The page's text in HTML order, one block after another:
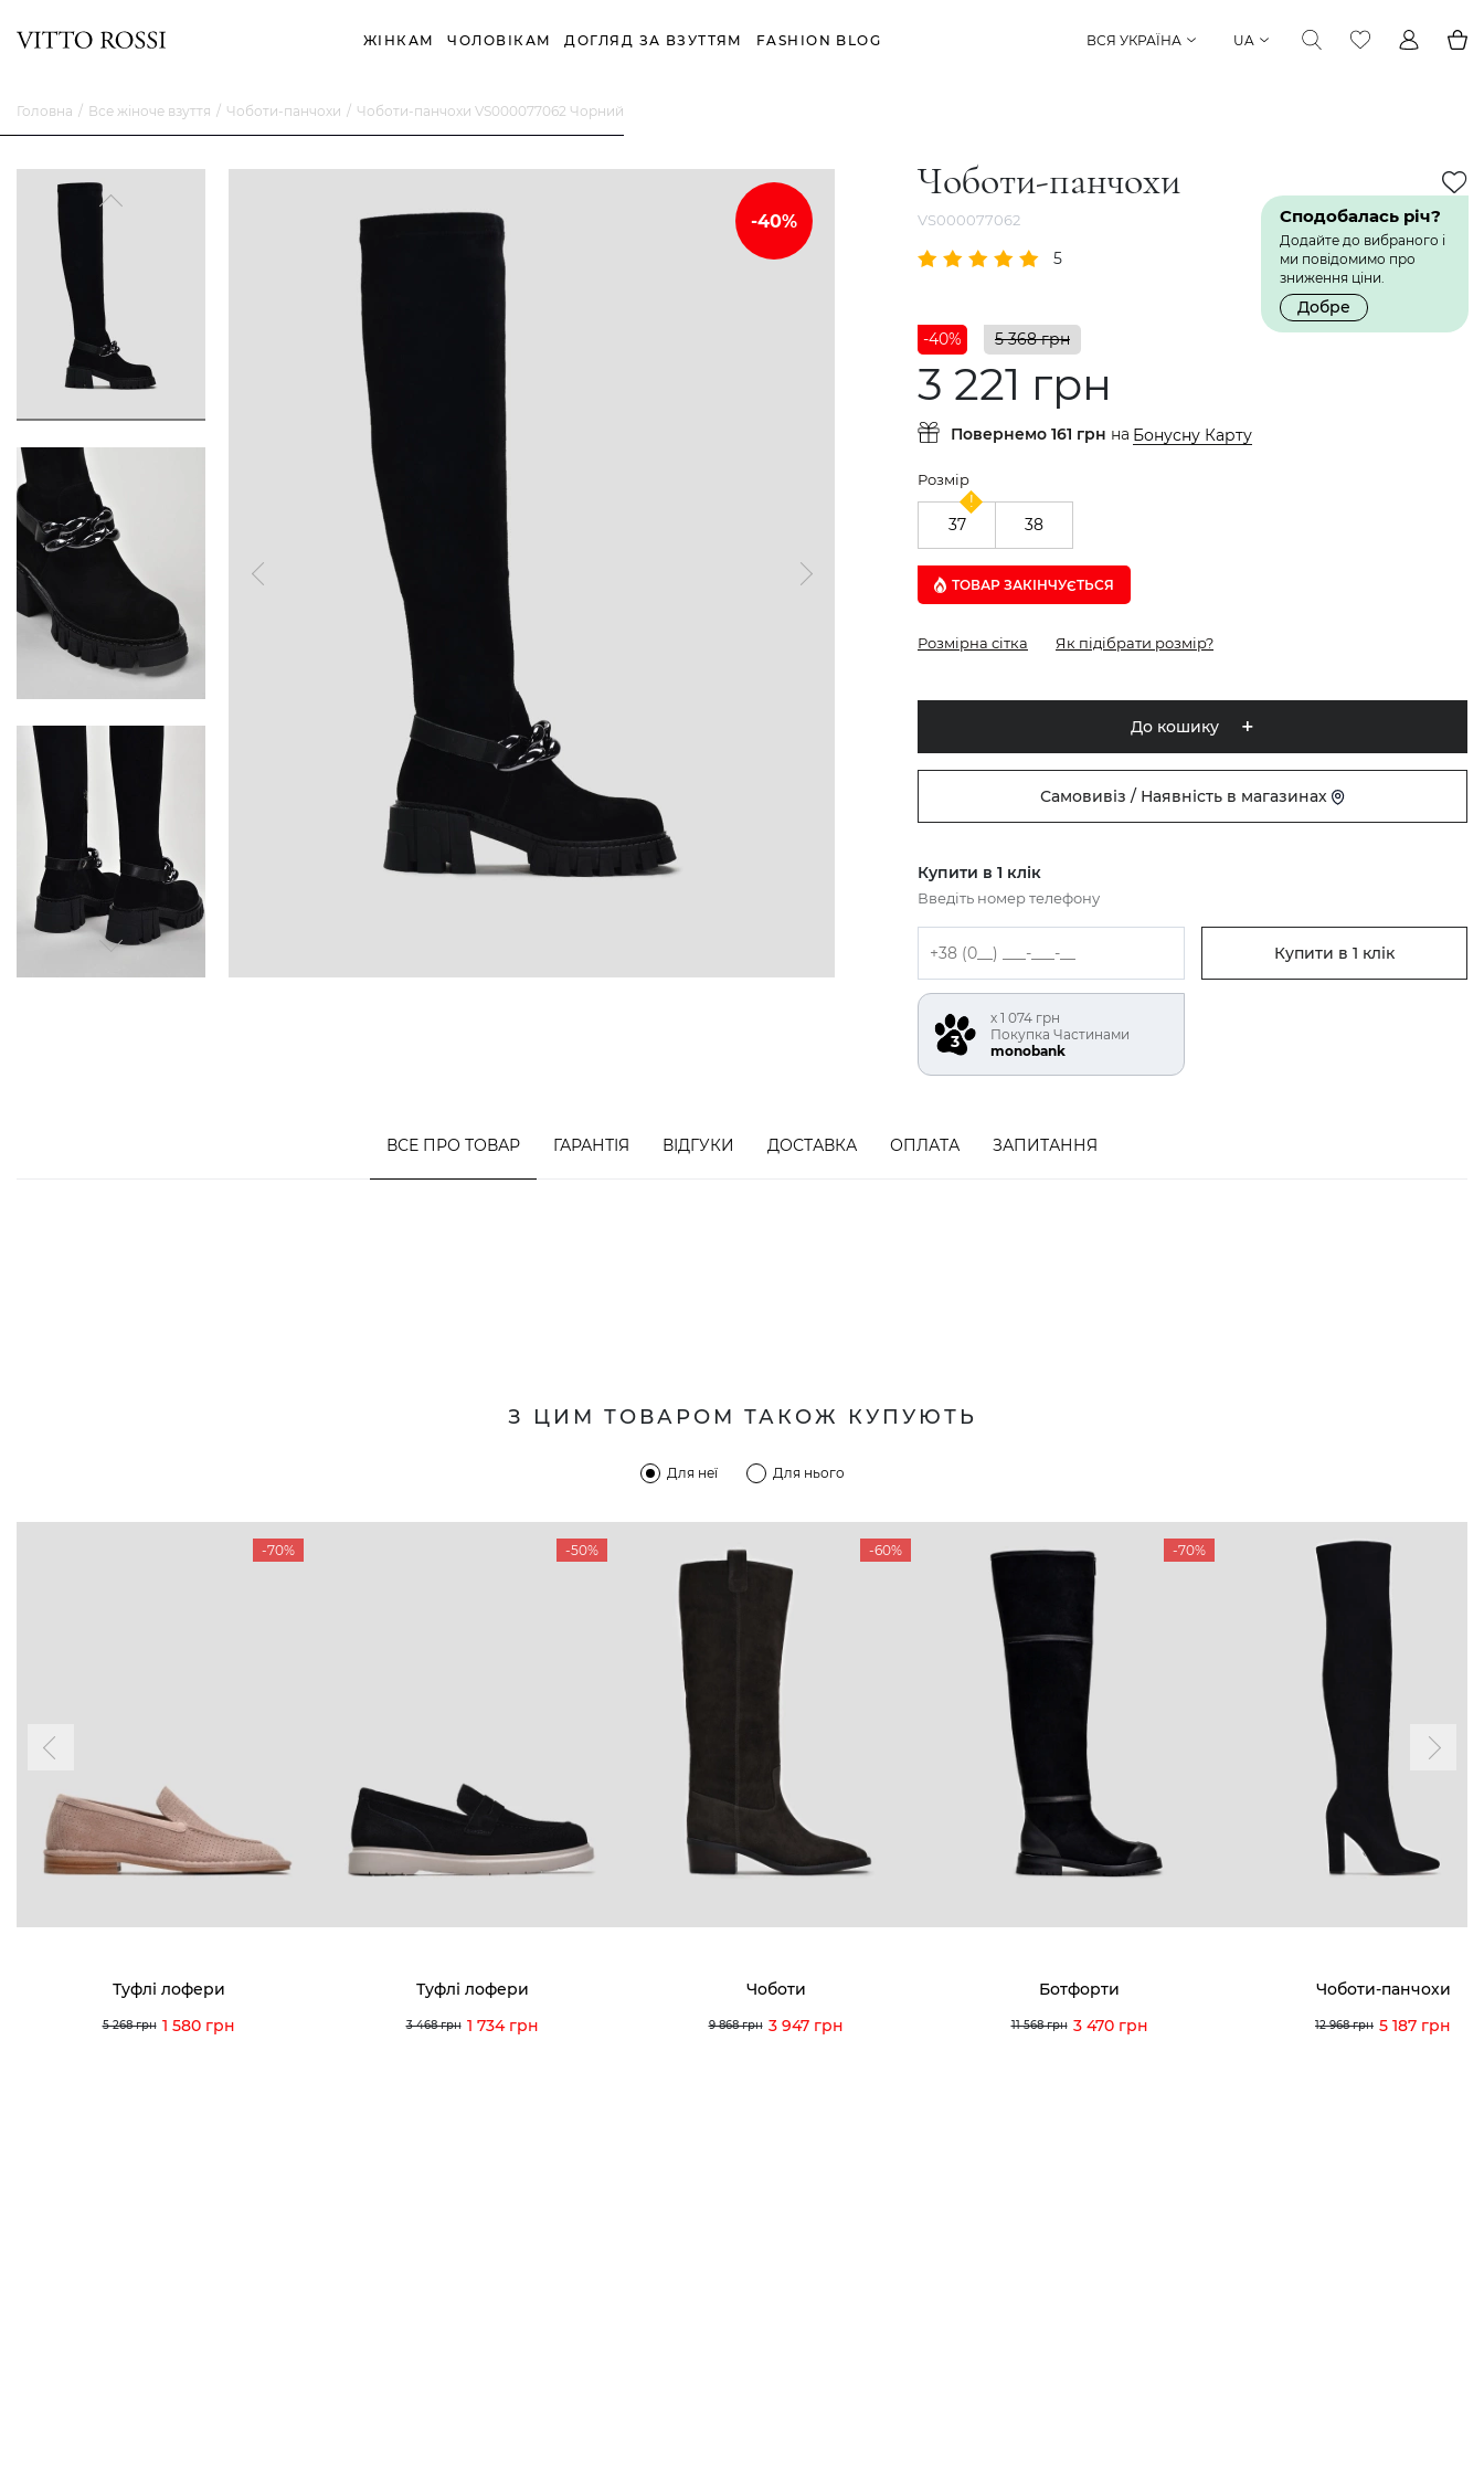
ЖІНКАМ ЧОЛОВІКАМ ДОГЛЯД ЗА ВЗУТТЯМ FASHION BLOG ВСЯ УКРАЇНА UA
Головна Все жіноче взуття Чоботи-панчохи Чоботи-панчохи VS000077062 Чорний
Чоботи-панчохи
VS000077062 Сподобалась річ?
Додайте до вибраного і
ми повідомимо про
зниження ціни.
Добре
5 1 Відгук
-40% 5 368 грн
3 221 грн
Повернемо 161 грн на Бонусну Карту
Розмір
37 38
ТОВАР ЗАКІНЧУЄTЬСЯ
Розмірна сітка Як підібрати розмір?
До кошику
Самовивіз / Наявність в магазинах
Купити в 1 клік
Введіть номер телефону
Купити в 1 клік
х 1 074 грн
Покупка Частинами
monobank
ВСЕ ПРО ТОВАР ГАРАНТІЯ ВІДГУКИ ДОСТАВКА ОПЛАТА ЗАПИТАННЯ
З ЦИМ ТОВАРОМ ТАКОЖ КУПУЮТЬ
Для неї Для нього
-70%
Туфлі лофери
5 268 грн 1 580 грн
-50%
Туфлі лофери
3 468 грн 1 734 грн
-60%
Чоботи
9 868 грн 3 947 грн
-70%
Ботфорти
11 568 грн 3 470 грн
Чоботи-панчохи
12 968 грн 5 187 грн
Для неї
0 (973) 89-43-98
КОМПАНІЯ
Про компанію
Ми пишаємось
Вакансії та Робота
Наші магазини
КЛІЄНТАМ
Новини і акції
Програма лояльності
Доставка і оплата
Гарантія і повернення
Особистий кабінет